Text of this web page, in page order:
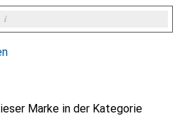
i
Marke in der Kategorie